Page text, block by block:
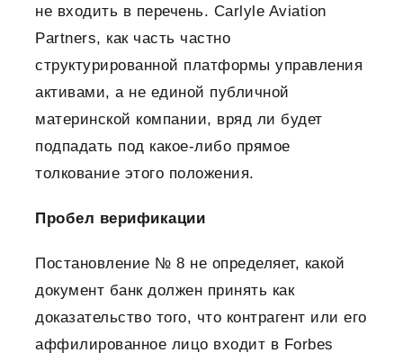
не входить в перечень. Carlyle Aviation
Partners, как часть частно
структурированной платформы управления
активами, а не единой публичной
материнской компании, вряд ли будет
подпадать под какое-либо прямое
толкование этого положения.
Пробел верификации
Постановление № 8 не определяет, какой
документ банк должен принять как
доказательство того, что контрагент или его
аффилированное лицо входит в Forbes